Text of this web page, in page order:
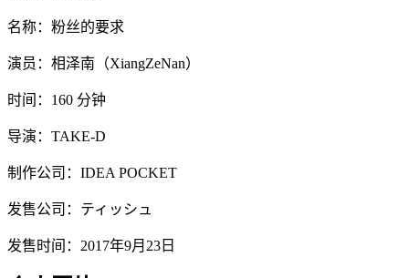
名称：粉丝的要求
演员：相泽南（XiangZeNan）
时间：160 分钟
导演：TAKE-D
制作公司：IDEA POCKET
发售公司：ティッシュ
发售时间：2017年9月23日